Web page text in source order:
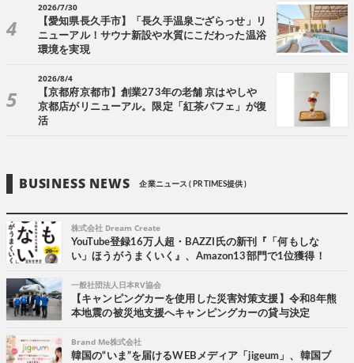
2026/7/30
【愛知県長久手市】「長久手温泉ござらっせ」リ
ニューアル！サウナ新設や水質にこだわった温浴
環境を実現
2026/8/4
【京都府京都市】創業273年の老舗 京はやしや
京都店がリニューアル。限定「紅茶パフェ」が復
活
BUSINESS NEWS 企業ニュース ( PR TIMES提供 )
株式会社 Dream Create
YouTube登録16万人超・BAZZI氏の新刊『「何もしな
い」ほうがうまくいく』、Amazon13部門で1位獲得！
一般社団法人日本RV協会
【キャンピングカーを使用した災害対策支援】令和8年熊
本地震の被災地支援へキャンピングカーの貸与決定
Brand Me株式会社
韓国の“いま”を届けるWEBメディア「jigeum」、韓国ブ